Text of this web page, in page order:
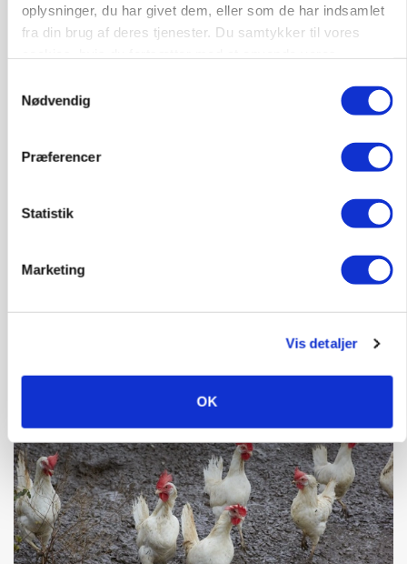
oplysninger, du har givet dem, eller som de har indsamlet
fra din brug af deres tjenester. Du samtykker til vores
Nødvendig
Præferencer
Statistik
Marketing
Vis detaljer
OK
opformeringsprofil afhænder jord for 85